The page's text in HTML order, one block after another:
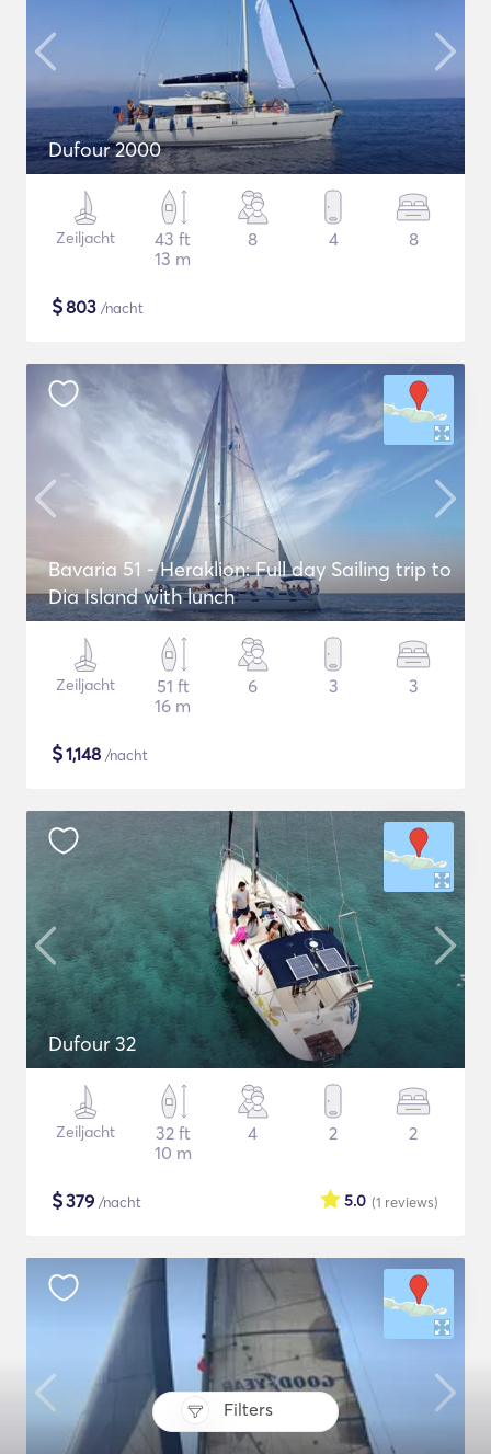
Filters
Dufour 2000
Zeiljacht
43 ft
13 m
8 4 8
$803 /nacht
Bavaria 51 - Heraklion: Full day Sailing trip to
Dia Island with lunch
Zeiljacht
51 ft
16 m
6 3 3
$1,148 /nacht
Dufour 32
Zeiljacht
32 ft
10 m
4 2 2
$379 /nacht (1 reviews)
5.0